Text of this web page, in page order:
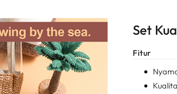
Set
Fitur